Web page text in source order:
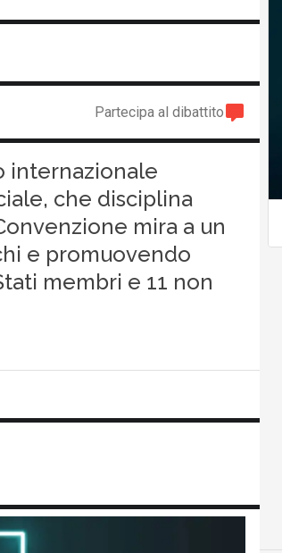
Partecipa al dibattito
internazionale
che disciplina
mira a un
e promuovendo
membri e 11 non